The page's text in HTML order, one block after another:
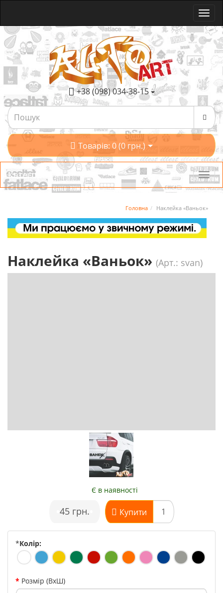
+38 (098) 034-38-15
Товарів: 0 (0 грн.)
Категорії
Головна Наклейка «Ваньок»
Наклейка «Ваньок» (Арт.: svan)
Є в наявності
45 грн. Купити
*Колір:
Розмір (ВхШ)